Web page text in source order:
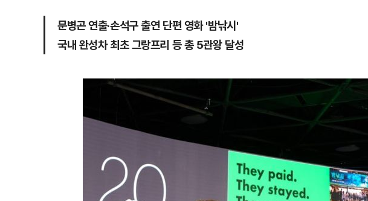
문병곤 연출·손석구 출연 단편 영화 '밤낚시'
국내 완성차 최초 그랑프리 등 총 5관왕 달성